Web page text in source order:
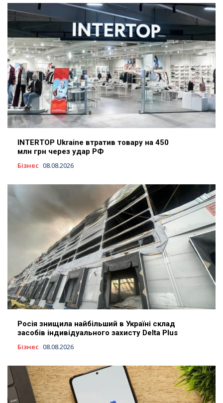
INTERTOP Ukraine втратив товару на 450
млн грн через удар РФ
Бізнес 08.08.2026
Росія знищила найбільший в Україні склад
засобів індивідуального захисту Delta Plus
Бізнес 08.08.2026